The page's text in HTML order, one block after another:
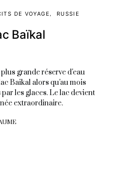
DE VOYAGE RUSSIE
Baïkal
grande réserve d'eau
Baikal alors qu'au mois
les glaces. Le lac devient
extraordinaire.